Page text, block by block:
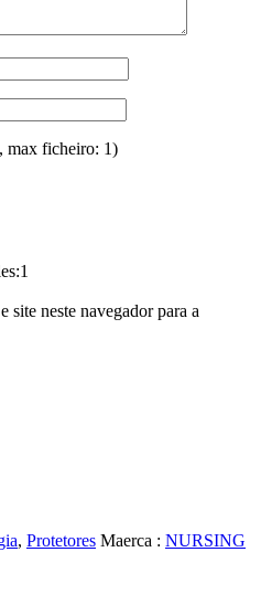
max ficheiro: 1)
site neste navegador para a
, Protetores Maerca : NURSING